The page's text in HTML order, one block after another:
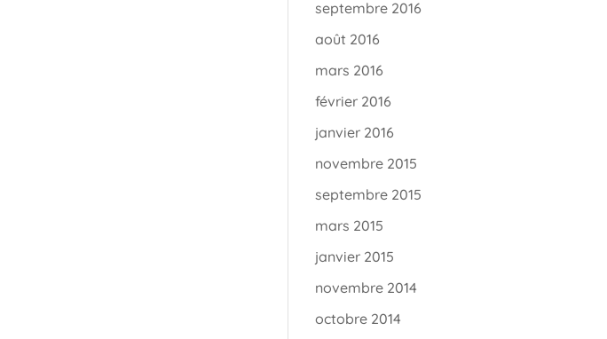
septembre 2016
août 2016
mars 2016
février 2016
janvier 2016
novembre 2015
septembre 2015
mars 2015
janvier 2015
novembre 2014
octobre 2014